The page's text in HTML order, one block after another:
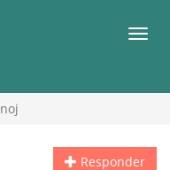
Responder